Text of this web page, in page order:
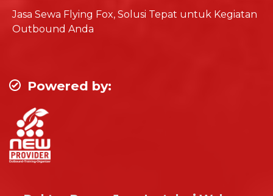
Jasa Sewa Flying Fox, Solusi Tepat untuk Kegiatan
Outbound Anda
Powered by: